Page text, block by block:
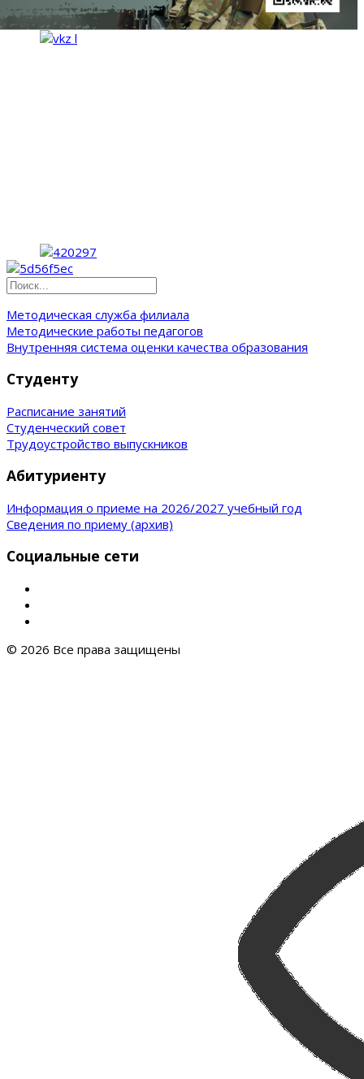
Методическая служба филиала
Методические работы педагогов
Внутренняя система оценки качества образования
Студенту
Расписание занятий
Студенческий совет
Трудоустройство выпускников
Абитуриенту
Информация о приеме на 2026/2027 учебный год
Сведения по приему (архив)
Социальные сети
© 2026 Все права защищены